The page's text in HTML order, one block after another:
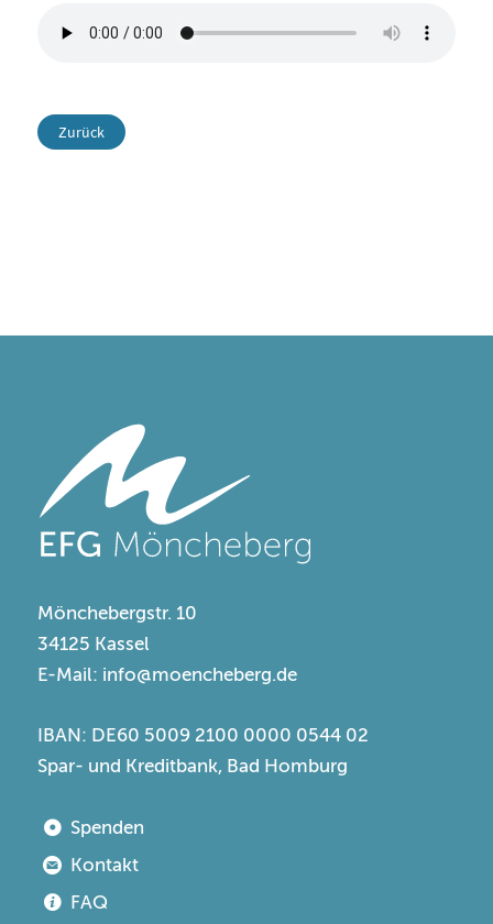
Zurück
Mönchebergstr. 10
34125 Kassel
E-Mail: info@moencheberg.de
IBAN: DE60 5009 2100 0000 0544 02
Spar- und Kreditbank, Bad Homburg
Spenden
Kontakt
FAQ